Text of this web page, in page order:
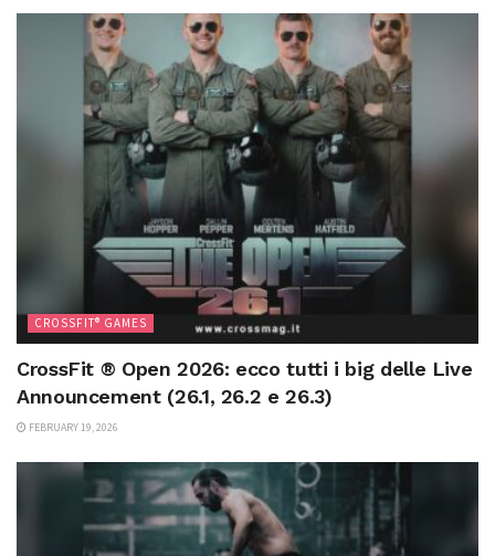
CROSSFIT® GAMES
CrossFit ® Open 2026: ecco tutti i big delle Live
Announcement (26.1, 26.2 e 26.3)
FEBRUARY 19, 2026